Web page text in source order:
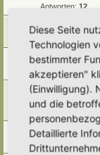
Antworten: 12
Boden des
Letzter Beitrag
Bedrohung
Letzter Beitrag
Antworten:
Bodenarten/
Letzter Beitrag
Diese Seite
Technologien
bestimmter
akzeptieren"
(Einwilligung).
und die
Detaillierte